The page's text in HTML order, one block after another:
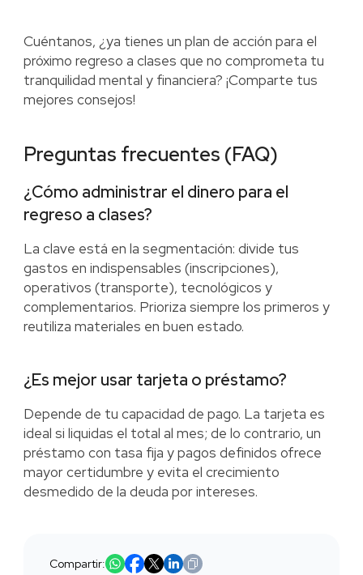
Cuéntanos, ¿ya tienes un plan de acción para el
próximo regreso a clases que no comprometa tu
tranquilidad mental y financiera? ¡Comparte tus
mejores consejos!
Preguntas frecuentes (FAQ)
¿Cómo administrar el dinero para el
regreso a clases?
La clave está en la segmentación: divide tus
gastos en indispensables (inscripciones),
operativos (transporte), tecnológicos y
complementarios. Prioriza siempre los primeros y
reutiliza materiales en buen estado.
¿Es mejor usar tarjeta o préstamo?
Depende de tu capacidad de pago. La tarjeta es
ideal si liquidas el total al mes; de lo contrario, un
préstamo con tasa fija y pagos definidos ofrece
mayor certidumbre y evita el crecimiento
desmedido de la deuda por intereses.
Compartir: